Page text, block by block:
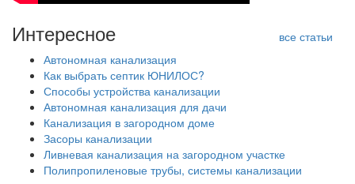
все статьи
Интересное
Автономная канализация
Как выбрать септик ЮНИЛОС?
Способы устройства канализации
Автономная канализация для дачи
Канализация в загородном доме
Засоры канализации
Ливневая канализация на загородном участке
Полипропиленовые трубы, системы канализации